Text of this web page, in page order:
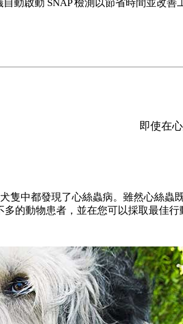
動啟動 SNAP 檢測以節省時間並改善
即使在
隻中都發現了心絲蟲病。雖然心絲
的動物患者，並在您可以採取最佳行